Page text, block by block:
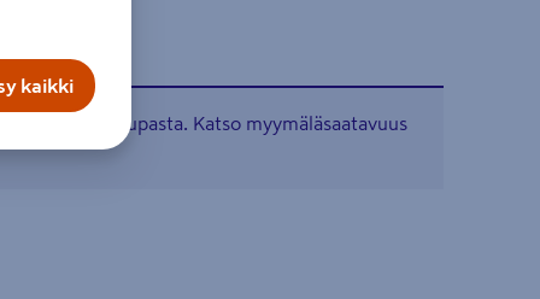
verkkokaupasta. Katso myymäläsaatavuus
kaikki